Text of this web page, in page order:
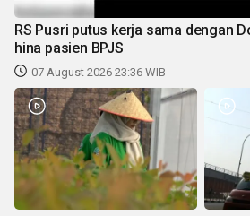
RS Pusri putus kerja sama dengan
hina pasien BPJS
07 August 2026 23:36 WIB